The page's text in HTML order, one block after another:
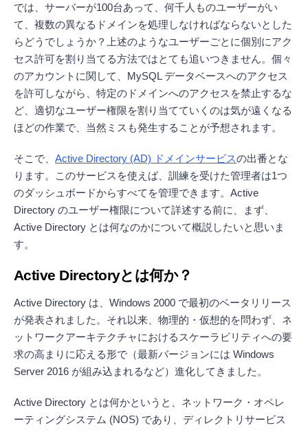
では、サーバーが100台あって、何千人ものユーザーがい
て、複数の異なるドメインを処理しなければならないとした
らどうでしょうか？上述のようなユーザーごとに個別にアク
セス許可を割り当てる方法ではとても追いつきません。個々
のアカウントに関して、MySQL データベースへのアクセス
を許可しながら、特定のドメインへのアクセスを禁止するな
ど、適切なユーザー権限を割り当てていくのは気が遠くなる
ほどの作業で、当然ミスも発生することが予想されます。
そこで、 Active Directory (AD) ドメインサービスの出番とな
ります。このサービスを使えば、訓練を受けた管理者は1つ
のダッシュボードからすべてを管理できます。Active
Directory のユーザー権限について詳述する前に、まず、
Active Directory とは何なのかについて概説したいと思いま
す。
Active Directoryとは何か？
Active Directory は、Windows 2000 で最初のベータリリース
が発表されました。それ以来、物理的・仮想的を問わず、ネ
ットワークアーキテクチャにおけるスケーラビリティへの要
求の高まりに応える形で（最新バージョンには Windows
Server 2016 が組み込まれるなど）進化してきました。
Active Directory とは何かというと、ネットワーク・オペレ
ーティングシステム (NOS) であり、ディレクトリサービス